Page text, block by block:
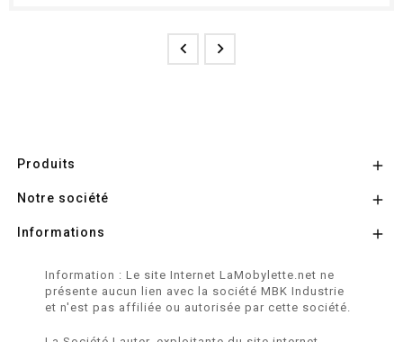
 
Produits 
Notre société 
Informations 
Information : Le site Internet LaMobylette.net ne
présente aucun lien avec la société MBK Industrie
et n'est pas affiliée ou autorisée par cette société.